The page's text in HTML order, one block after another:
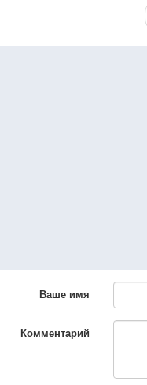
Ваше имя
Комментарий